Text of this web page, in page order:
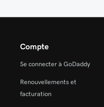
Compte
Se connecter à GoDaddy
Renouvellements et
facturation